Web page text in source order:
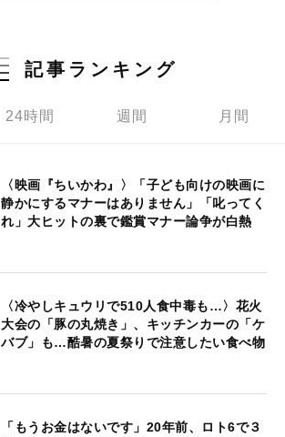
記事ランキング
24時間 週間 月間
〈映画『ちいかわ』〉「子ども向けの映画に
静かにするマナーはありません」「叱ってく
れ」大ヒットの裏で鑑賞マナー論争が白熱
〈冷やしキュウリで510人食中毒も…〉花火
大会の「豚の丸焼き」、キッチンカーの「ケ
バブ」も…酷暑の夏祭りで注意したい食べ物
「もうお金はないです」20年前、ロト6で３